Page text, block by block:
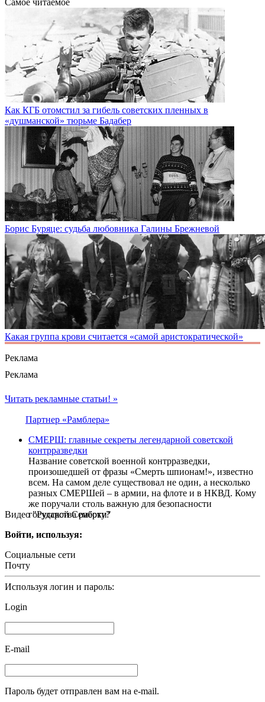
Самое читаемое
Как КГБ отомстил за гибель советских пленных в
«душманской» тюрьме Бадабер
Борис Буряце: судьба любовника Галины Брежневой
Какая группа крови считается «самой аристократической»
Реклама
Реклама
Видео "Русской Семёрки"
Читать рекламные статьи! »
Партнер «Рамблера»
СМЕРШ: главные секреты легендарной советской
контрразведки
Название советской военной контрразведки,
произошедшей от фразы «Смерть шпионам!», известно
всем. На самом деле существовал не один, а несколько
разных СМЕРШей – в армии, на флоте и в НКВД. Кому
же поручали столь важную для безопасности
государства работу?
Войти, используя:
Социальные сети
Почту
Используя логин и пароль:
Login
E-mail
Пароль будет отправлен вам на e-mail.